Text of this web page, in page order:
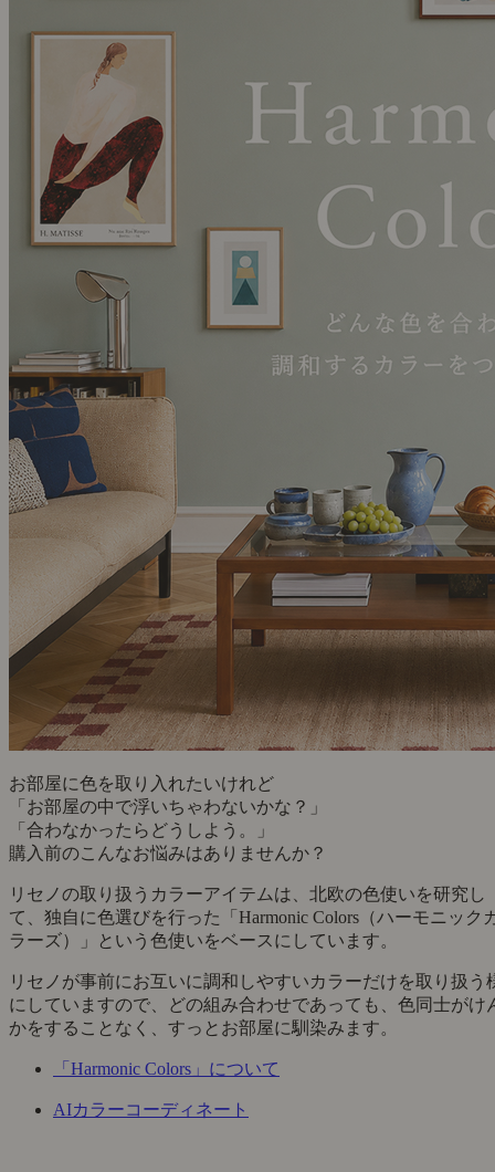
お部屋に色を取り入れたいけれど
「お部屋の中で浮いちゃわないかな？」
「合わなかったらどうしよう。」
購入前のこんなお悩みはありませんか？
リセノの取り扱うカラーアイテムは、北欧の色使いを研究し
て、独自に色選びを行った「Harmonic Colors（ハーモニック
ラーズ）」という色使いをベースにしています。
リセノが事前にお互いに調和しやすいカラーだけを取り扱う
にしていますので、どの組み合わせであっても、色同士がけ
かをすることなく、すっとお部屋に馴染みます。
「Harmonic Colors」について
AIカラーコーディネート